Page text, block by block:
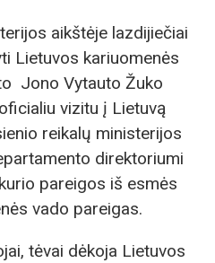
aikštėje lazdijiečiai
Lietuvos kariuomenės
Jono Vytauto Žuko
vizitu į Lietuvą
reikalų ministerijos
direktoriumi
pareigos iš esmės
vado pareigas.
tėvai dėkoja Lietuvos